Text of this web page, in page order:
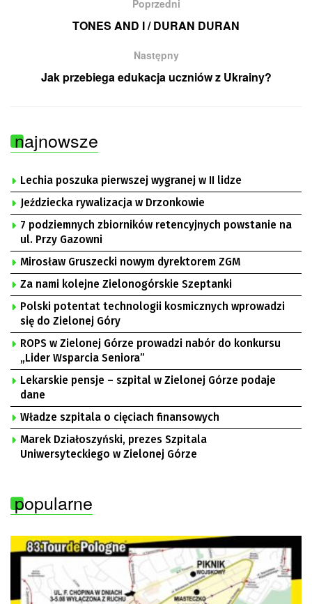
Poprzedni
TONES AND I / DURAN DURAN
Następny
Jak przebiega edukacja uczniów z Ukrainy?
najnowsze
Lechia poszuka pierwszej wygranej w II lidze
Jeździecka rywalizacja w Drzonkowie
7 podziemnych zbiorników retencyjnych powstanie na
ul. Przy Gazowni
Mirosław Gruszecki nowym dyrektorem ZGM
Za nami kolejne Zielonogórskie Szeptanki
Polski potentat technologii kosmicznych wprowadzi
się do Zielonej Góry
ROPS w Zielonej Górze prowadzi nabór do konkursu
„Lider Wsparcia Seniora”
Lekarskie pensje – szpital w Zielonej Górze podaje
dane
Władze szpitala o cięciach finansowych
Marek Działoszyński, prezes Szpitala
Uniwersyteckiego w Zielonej Górze
popularne